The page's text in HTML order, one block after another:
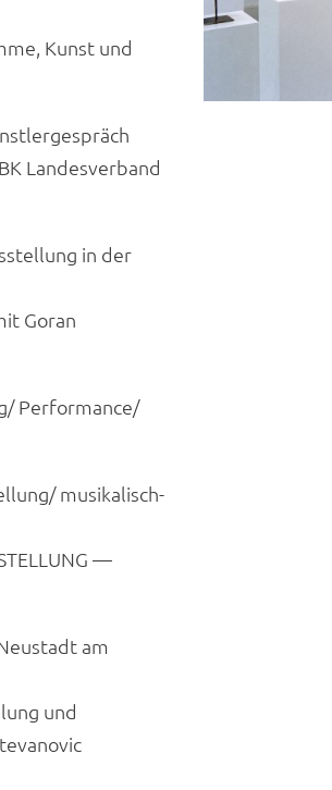
Kunst und
Landesverband
in der
Goran
Performance/
musikalisch-
—
am
und